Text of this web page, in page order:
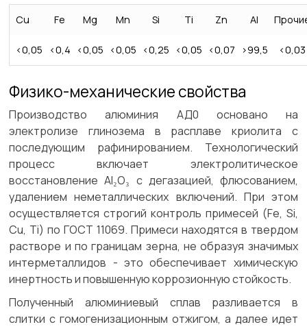
Cu Fe Mg Mn Si Ti Zn Al
<0,05 <0,4 <0,05 <0,05 <0,25 <0,05 <0,07 >99,5 <0,03
Физико-механические свойства
Производство алюминия АД0 основано на
электролизе глинозема в расплаве криолита с
последующим рафинированием. Технологический
процесс включает электролитическое
восстановление Al₂O₃ с дегазацией, флюсованием,
удалением неметаллических включений. При этом
осуществляется строгий контроль примесей (Fe, Si,
Cu, Ti) по ГОСТ 11069. Примеси находятся в твердом
растворе и по границам зерна, не образуя значимых
интерметаллидов - это обеспечивает химическую
инертность и повышенную коррозионную стойкость.
Полученный алюминиевый сплав разливается в
слитки с гомогенизационным отжигом, а далее идет